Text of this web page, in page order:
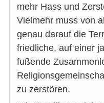
mehr Hass und
Vielmehr muss von
genau darauf die
friedliche, auf einer
fußende
zu zerstören.